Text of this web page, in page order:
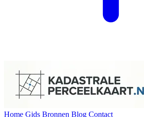
Home Gids Bronnen Blog Contact